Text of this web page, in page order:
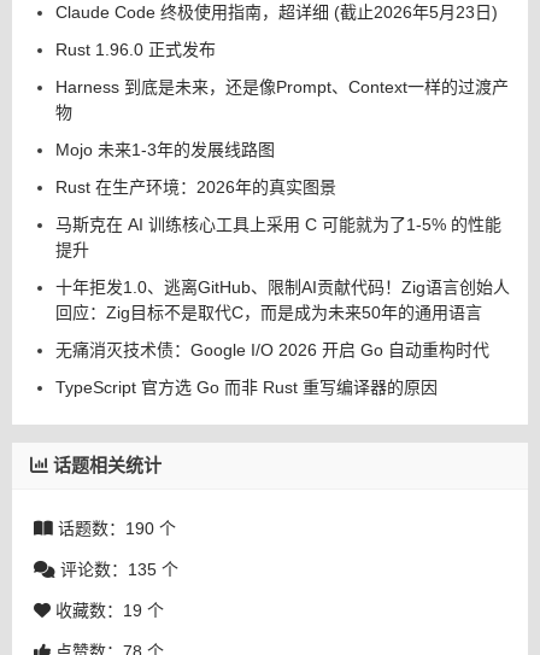
Claude Code 终极使用指南，超详细 (截止2026年5月23日)
Rust 1.96.0 正式发布
Harness 到底是未来，还是像Prompt、Context一样的过渡产
物
Mojo 未来1-3年的发展线路图
Rust 在生产环境：2026年的真实图景
马斯克在 AI 训练核心工具上采用 C 可能就为了1-5% 的性能
提升
十年拒发1.0、逃离GitHub、限制AI贡献代码！Zig语言创始人
回应：Zig目标不是取代C，而是成为未来50年的通用语言
无痛消灭技术债：Google I/O 2026 开启 Go 自动重构时代
TypeScript 官方选 Go 而非 Rust 重写编译器的原因
话题相关统计
话题数：190 个
评论数：135 个
收藏数：19 个